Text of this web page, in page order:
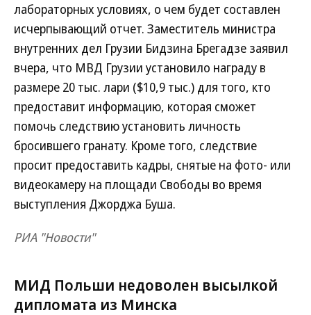
лабораторных условиях, о чем будет составлен
исчерпывающий отчет. Заместитель министра
внутренних дел Грузии Бидзина Брегадзе заявил
вчера, что МВД Грузии установило награду в
размере 20 тыс. лари ($10,9 тыс.) для того, кто
предоставит информацию, которая сможет
помочь следствию установить личность
бросившего гранату. Кроме того, следствие
просит предоставить кадры, снятые на фото- или
видеокамеру на площади Свободы во время
выступления Джорджа Буша.
РИА "Новости"
МИД Польши недоволен высылкой
дипломата из Минска